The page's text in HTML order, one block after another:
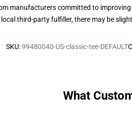
manufacturers committed to
third-party fulfiller, there may be
SKU:99480040-US-classic-tee-DEFAULT
What